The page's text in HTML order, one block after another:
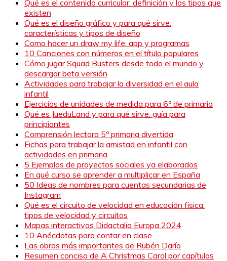
Qué es el contenido curricular: definición y los tipos que
existen
Qué es el diseño gráfico y para qué sirve:
características y tipos de diseño
Como hacer un draw my life: app y programas
10 Canciones con números en el título populares
Cómo jugar Squad Busters desde todo el mundo y
descargar beta versión
Actividades para trabajar la diversidad en el aula
infantil
Ejercicios de unidades de medida para 6º de primaria
Qué es JueduLand y para qué sirve: guía para
principiantes
Comprensión lectora 5º primaria divertida
Fichas para trabajar la amistad en infantil con
actividades en primaria
5 Ejemplos de proyectos sociales ya elaborados
En qué curso se aprender a multiplicar en España
50 Ideas de nombres para cuentas secundarias de
Instagram
Qué es el circuito de velocidad en educación física:
tipos de velocidad y circuitos
Mapas interactivos Didactalia Europa 2024
10 Anécdotas para contar en clase
Las obras más importantes de Rubén Darío
Resumen conciso de A Christmas Carol por capítulos